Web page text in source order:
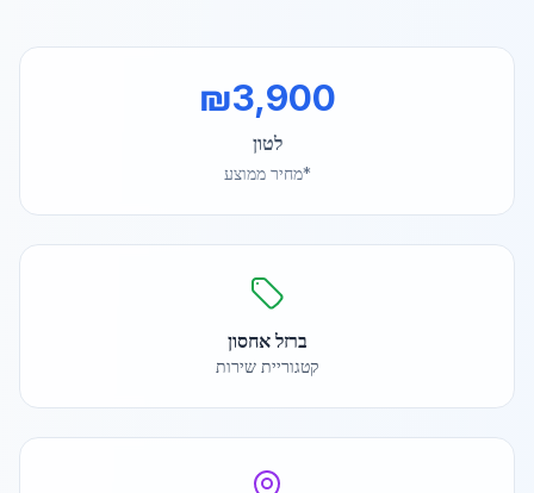
₪3,900
לטון
*מחיר ממוצע
ברזל אחסון
קטגוריית שירות